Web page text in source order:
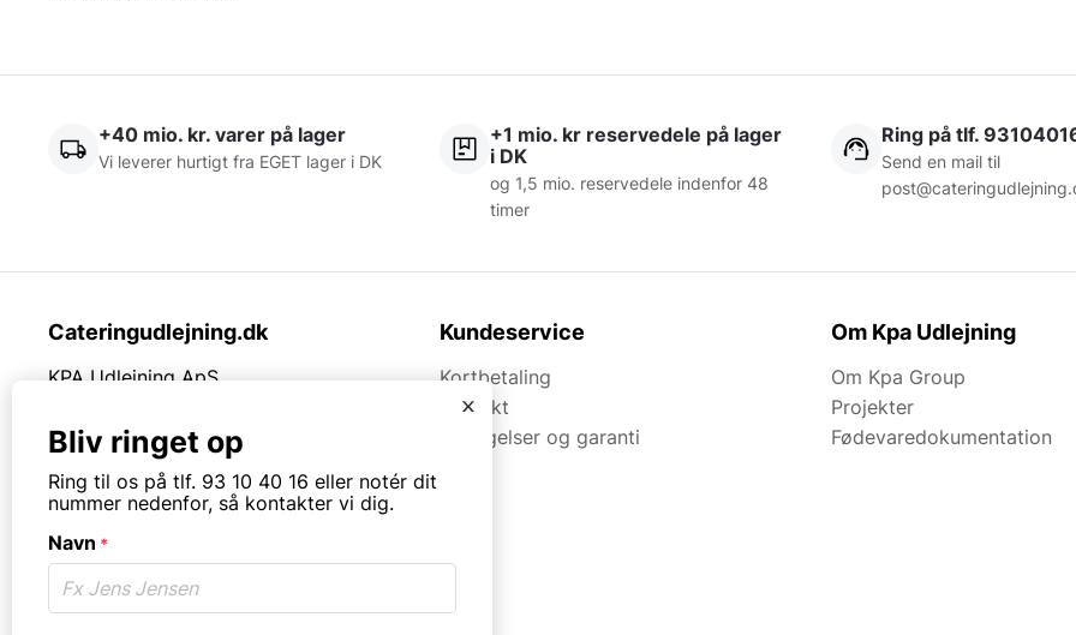
+40 mio. kr. varer på lager
Vi leverer hurtigt fra EGET lager i DK
+1 mio. kr reservedele på lager
i DK
og 1,5 mio. reservedele indenfor 48
timer
Ring på tlf.
Send en mail til
Cateringudlejning.dk
KPA Udlejning ApS
7430 Ikast
Tlf.93104016
Mail:
post@cateringudlejning.dk
CVR. 39722879
Åbningstider
Kundeservice
Kortbetaling
Kontakt
Betingelser og garanti
Om Kpa Udlejning
Om Kpa Group
Projekter
Fødevaredokumentation
x
Bliv ringet op
Ring til os på tlf. 93 10 40 16 eller notér dit
nummer nedenfor, så kontakter vi dig.
Navn *